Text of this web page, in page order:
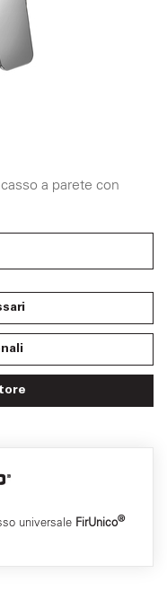
a parete con
universale FirUnico®